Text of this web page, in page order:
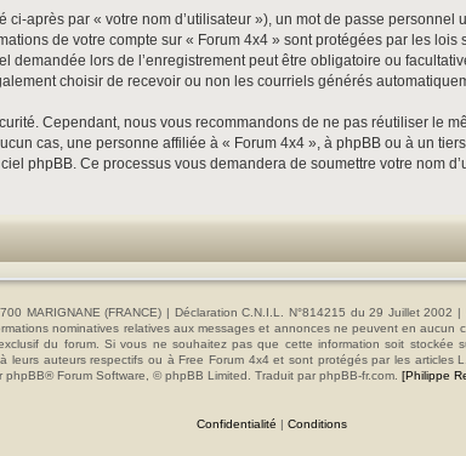
après par « votre nom d’utilisateur »), un mot de passe
de votre compte sur « Forum 4x4 » sont protégées par les
demandée lors de l’enregistrement peut être obligatoire ou
choisir de recevoir ou non les courriels générés
Cependant, nous vous recommandons de ne pas réutiliser le
cas, une personne affiliée à « Forum 4x4 », à phpBB ou à un
phpBB. Ce processus vous demandera de soumettre votre nom
MARIGNANE (FRANCE) | Déclaration C.N.I.L. N°814215 du 29 Juillet
nominatives relatives aux messages et annonces ne peuvent en
du forum. Si vous ne souhaitez pas que cette information soit
auteurs respectifs ou à Free Forum 4x4 et sont protégés par les
Forum Software, © phpBB Limited. Traduit par phpBB-fr.com. [Philippe
Confidentialité | Conditions